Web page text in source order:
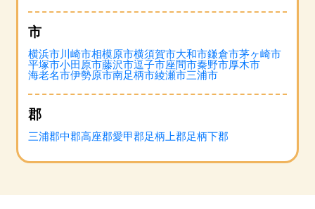
市
横浜市川崎市相模原市横須賀市大和市鎌倉市茅ヶ崎市
平塚市小田原市藤沢市逗子市座間市秦野市厚木市
海老名市伊勢原市南足柄市綾瀬市三浦市
郡
三浦郡中郡高座郡愛甲郡足柄上郡足柄下郡